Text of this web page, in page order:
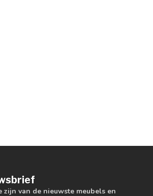
van de nieuwste meubels en